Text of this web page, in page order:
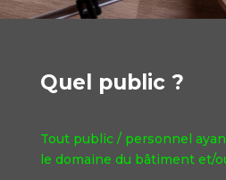
Quel public ?
Tout public / personnel
le domaine du bâtiment et/